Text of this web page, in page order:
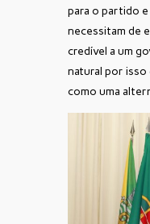
para o partido
necessitam de
credível a um
natural por isso
como uma